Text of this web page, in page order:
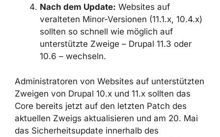
Nach dem Update: Websites auf
veralteten Minor-Versionen (11.1.x, 10.4.x)
sollten so schnell wie möglich auf
unterstützte Zweige – Drupal 11.3 oder
10.6 – wechseln.
Administratoren von Websites auf unterstützten
Zweigen von Drupal 10.x und 11.x sollten das
Core bereits jetzt auf den letzten Patch des
aktuellen Zweigs aktualisieren und am 20. Mai
das Sicherheitsupdate innerhalb des